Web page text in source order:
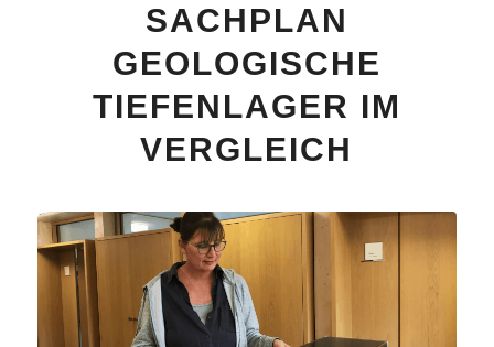
SACHPLAN
GEOLOGISCHE
TIEFENLAGER IM
VERGLEICH